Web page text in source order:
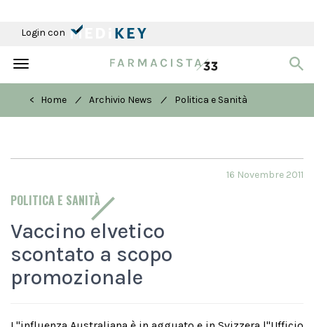
Login con
Toggle
< Home
/ Archivio News / Politica e Sanità
POLITICA E SANITÀ
16 Novembre 2011
Vaccino elvetico
scontato a scopo
promozionale